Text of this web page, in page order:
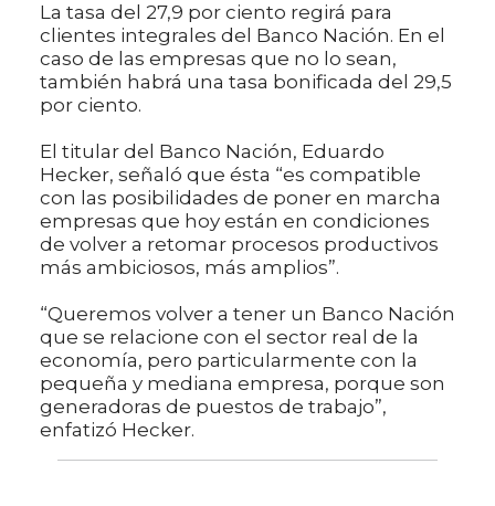
La tasa del 27,9 por ciento regirá para
clientes integrales del Banco Nación. En el
caso de las empresas que no lo sean,
también habrá una tasa bonificada del 29,5
por ciento.
El titular del Banco Nación, Eduardo
Hecker, señaló que ésta “es compatible
con las posibilidades de poner en marcha
empresas que hoy están en condiciones
de volver a retomar procesos productivos
más ambiciosos, más amplios”.
“Queremos volver a tener un Banco Nación
que se relacione con el sector real de la
economía, pero particularmente con la
pequeña y mediana empresa, porque son
generadoras de puestos de trabajo”,
enfatizó Hecker.